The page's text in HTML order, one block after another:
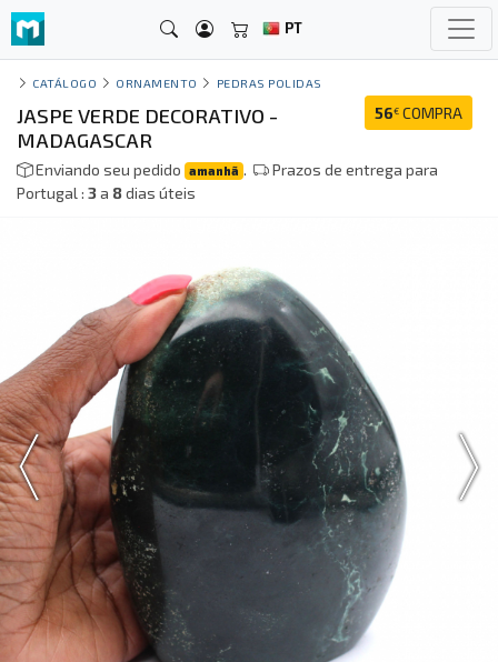
PT
CATÁLOGO ORNAMENTO PEDRAS POLIDAS
56€ COMPRA
JASPE VERDE DECORATIVO -
MADAGASCAR
Enviando seu pedido amanhã .
Prazos de entrega para
Portugal : 3a 8dias úteis